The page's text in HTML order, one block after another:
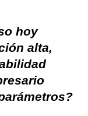
hoy
alta,